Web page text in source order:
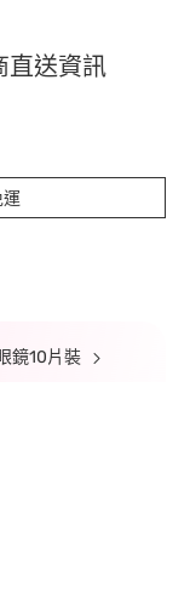
直送資訊
鏡10片裝